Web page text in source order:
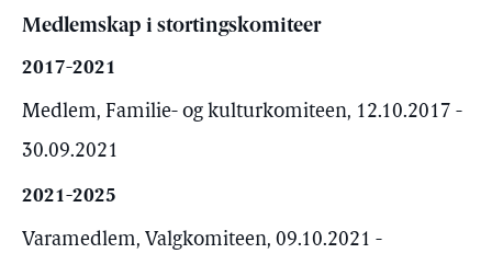
Medlemskap i stortingskomiteer
2017-2021
Medlem, Familie- og kulturkomiteen, 12.10.2017 -
30.09.2021
2021-2025
Varamedlem, Valgkomiteen, 09.10.2021 -